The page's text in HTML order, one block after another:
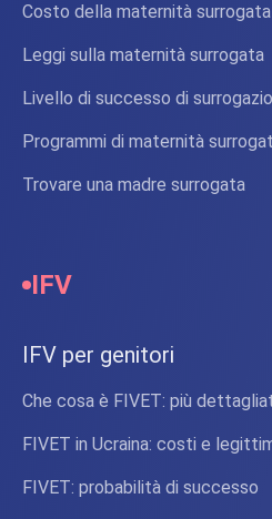
Costo della maternità surrogata
Leggi sulla maternità surrogata
Livello di successo di
Programmi di maternità
Trovare una madre surrogata
IFV
IFV per genitori
Che cosa è FIVET: più
FIVET in Ucraina: costi e
FIVET: probabilità di successo